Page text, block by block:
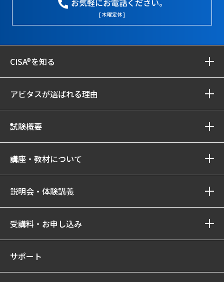
お気軽にお電話ください。
[ 木曜定休 ]
CISA®を知る
アビタスが選ばれる理由
試験概要
講座・教材について
説明会・体験講義
受講料・お申し込み
サポート